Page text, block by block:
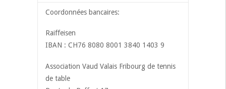
Coordonnées bancaires:
Raiffeisen
IBAN : CH76 8080 8001 3840 1403 9
Association Vaud Valais Fribourg de tennis
de table